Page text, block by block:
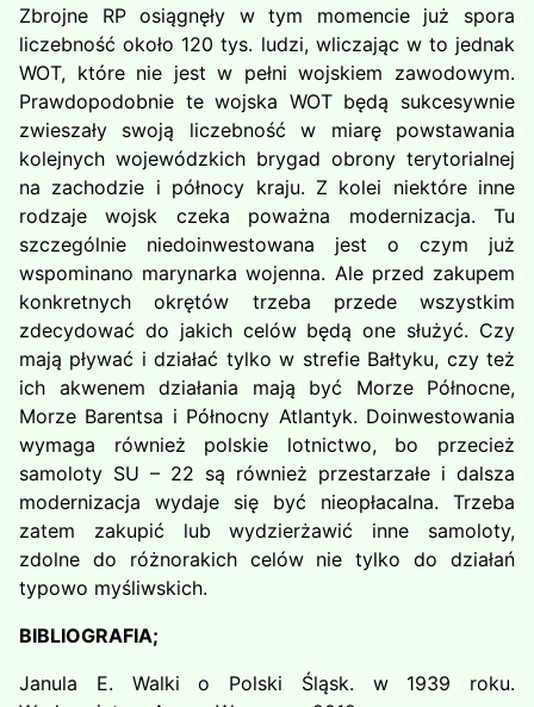
Zbrojne RP osiągnęły w tym momencie już spora
liczebność około 120 tys. ludzi, wliczając w to jednak
WOT, które nie jest w pełni wojskiem zawodowym.
Prawdopodobnie te wojska WOT będą sukcesywnie
zwieszały swoją liczebność w miarę powstawania
kolejnych wojewódzkich brygad obrony terytorialnej
na zachodzie i północy kraju. Z kolei niektóre inne
rodzaje wojsk czeka poważna modernizacja. Tu
szczególnie niedoinwestowana jest o czym już
wspominano marynarka wojenna. Ale przed zakupem
konkretnych okrętów trzeba przede wszystkim
zdecydować do jakich celów będą one służyć. Czy
mają pływać i działać tylko w strefie Bałtyku, czy też
ich akwenem działania mają być Morze Północne,
Morze Barentsa i Północny Atlantyk. Doinwestowania
wymaga również polskie lotnictwo, bo przecież
samoloty SU – 22 są również przestarzałe i dalsza
modernizacja wydaje się być nieopłacalna. Trzeba
zatem zakupić lub wydzierżawić inne samoloty,
zdolne do różnorakich celów nie tylko do działań
typowo myśliwskich.
BIBLIOGRAFIA;
Janula E. Walki o Polski Śląsk. w 1939 roku.